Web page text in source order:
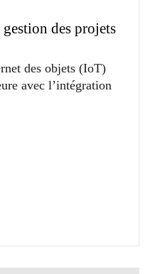
des projets
des objets (IoT)
avec l’intégration